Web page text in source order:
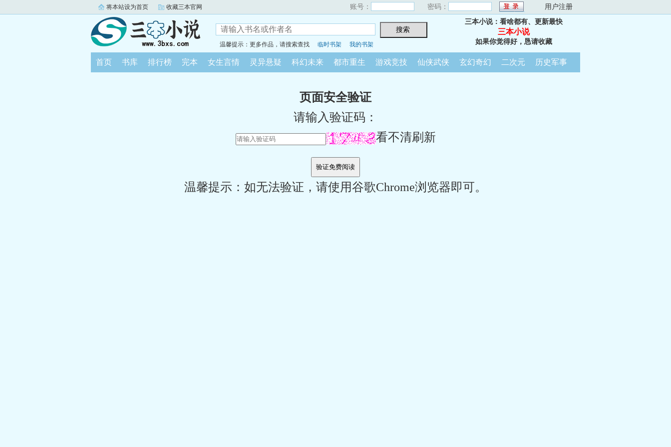
将本站设为首页 收藏三本官网 账号： 密码： 用户注册
温馨提示：更多作品，请搜索查找 临时书架 我的书架
三本小说：看啥都有、更新最快
三本小说
如果你觉得好，恳请收藏
首页 书库 排行榜 完本 女生言情 灵异悬疑 科幻未来 都市重生 游戏竞技 仙侠武侠 玄幻奇幻 二次元 历史军事
页面安全验证
请输入验证码：
看不清刷新
温馨提示：如无法验证，请使用谷歌Chrome浏览器即可。